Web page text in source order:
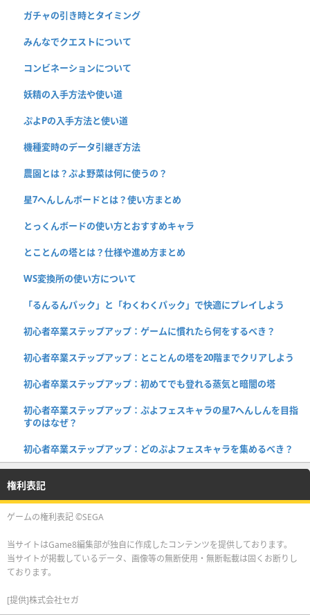
ガチャの引き時とタイミング
みんなでクエストについて
コンビネーションについて
妖精の入手方法や使い道
ぷよPの入手方法と使い道
機種変時のデータ引継ぎ方法
農園とは？ぷよ野菜は何に使うの？
星7へんしんボードとは？使い方まとめ
とっくんボードの使い方とおすすめキャラ
とことんの塔とは？仕様や進め方まとめ
WS変換所の使い方について
「るんるんパック」と「わくわくパック」で快適にプレイしよう
初心者卒業ステップアップ：ゲームに慣れたら何をするべき？
初心者卒業ステップアップ：とことんの塔を20階までクリアしよう
初心者卒業ステップアップ：初めてでも登れる蒸気と暗闇の塔
初心者卒業ステップアップ：ぷよフェスキャラの星7へんしんを目指
すのはなぜ？
初心者卒業ステップアップ：どのぷよフェスキャラを集めるべき？
権利表記
ゲームの権利表記 ©SEGA
当サイトはGame8編集部が独自に作成したコンテンツを提供しております。
当サイトが掲載しているデータ、画像等の無断使用・無断転載は固くお断りし
ております。
[提供]株式会社セガ